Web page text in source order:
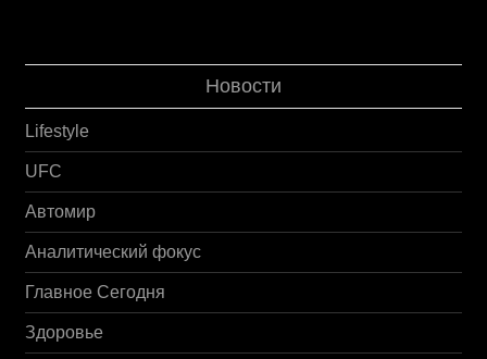
Новости
Lifestyle
UFC
Автомир
Аналитический фокус
Главное Сегодня
Здоровье